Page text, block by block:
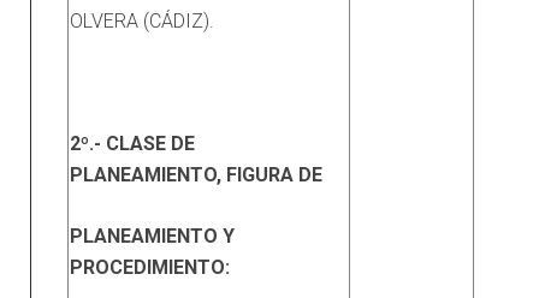
OLVERA (CÁDIZ).
2º.- CLASE DE
PLANEAMIENTO, FIGURA DE
PLANEAMIENTO Y
PROCEDIMIENTO: